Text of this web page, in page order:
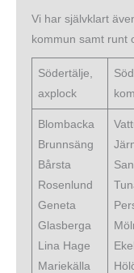
Vi har självklart
kommun samt runt
Södertälje,
axplock
Blombacka
Brunnsäng
Bårsta
Rosenlund
Geneta
Glasberga
Lina Hage
Mariekälla